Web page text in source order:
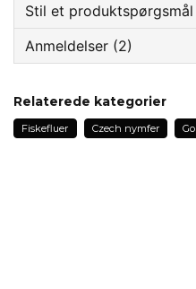
Stil et produktspørgsmål
question
Anmeldelser (2)
Hasan
Relaterede kategorier
Fiskefluer Czech nymfer